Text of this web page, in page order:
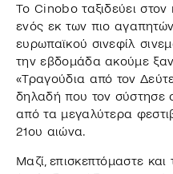
Το Cinobo ταξιδεύει
ενός εκ των πιο
ευρωπαϊκού σινεφίλ
την εβδομάδα ακούμε
«Τραγούδια από τον
δηλαδή που τον σύστησε
από τα μεγαλύτερα
21ου αιώνα.
Μαζί, επισκεπτόμαστε